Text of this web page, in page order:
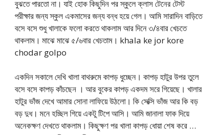
বুঝতে পারতো না। যাই হোক কিছুদিন পর স্কুলে ক্লাস টেনের টেস্ট
পরীক্ষার জন্য স্কুল একমাসের জন্য বন্ধ হয়ে গেল। আমি সারাদিন বাড়িতে
বসে বসে শুধু খালাকে ফলো করতে থাকলাম আর দিনে ৩/৪বার খেচতে
থাকলাম। মাঝে মাঝে ৫/৬বার খেচতাম। khala ke jor kore
chodar golpo
একদিন সকালে দেখি খালা বাথরুমে কাপড় ধুচ্ছেন। কাপড় হাটুর উপর তুলে
বসে বসে কাপড় কাঁচছেন । আর বুকের কাপড় একদম সরে গিয়েছে। খালার
হাটুর ভাঁজ দেখে আমার সোনা লাফিয়ে উঠলো। কি সেক্সি ভাঁজ আর কি বড়
বড় দুধ। মনে হচ্ছিল গিয়ে একটু টিপে আসি। আমি জানালা ফাক দিয়ে
অনেকক্ষণ দেখতে থাকলাম। কিছুক্ষণ পর খালা কাপড় ধোয়া শেষ করে …